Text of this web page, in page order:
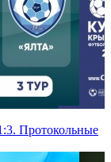
Протокольные